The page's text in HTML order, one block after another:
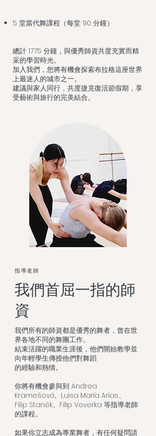
5 堂當代舞課程（每堂 90 分鐘）
總計 1775 分鐘，與優秀師資共度充實而精
采的學習時光。
加入我們，您將有機會探索布拉格這座世界
上最迷人的城市之一。
建議與家人同行，共度捷克復活節假期，享
受藝術與旅行的完美結合。
指導老師
我們首屈一指的師
資
我們所有的師資都是優秀的舞者，曾在世
界各地不同的舞團工作。
結束活躍的職業生涯後，他們開始教學並
向年輕學生傳授他們對舞蹈
的經驗和熱情。
你將有機會參與到 Andrea
Kramešová、Luisa María Arias、
Filip Staněk、Filip Veverka 等指導老師
的課程。
如果你立志成為專業舞者，有任何疑問請